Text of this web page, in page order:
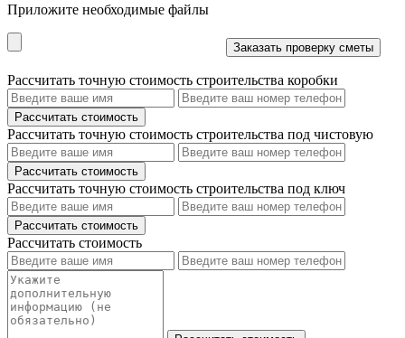
Приложите необходимые файлы
Рассчитать точную стоимость строительства коробки
Рассчитать точную стоимость строительства под чистовую
Рассчитать точную стоимость строительства под ключ
Рассчитать стоимость